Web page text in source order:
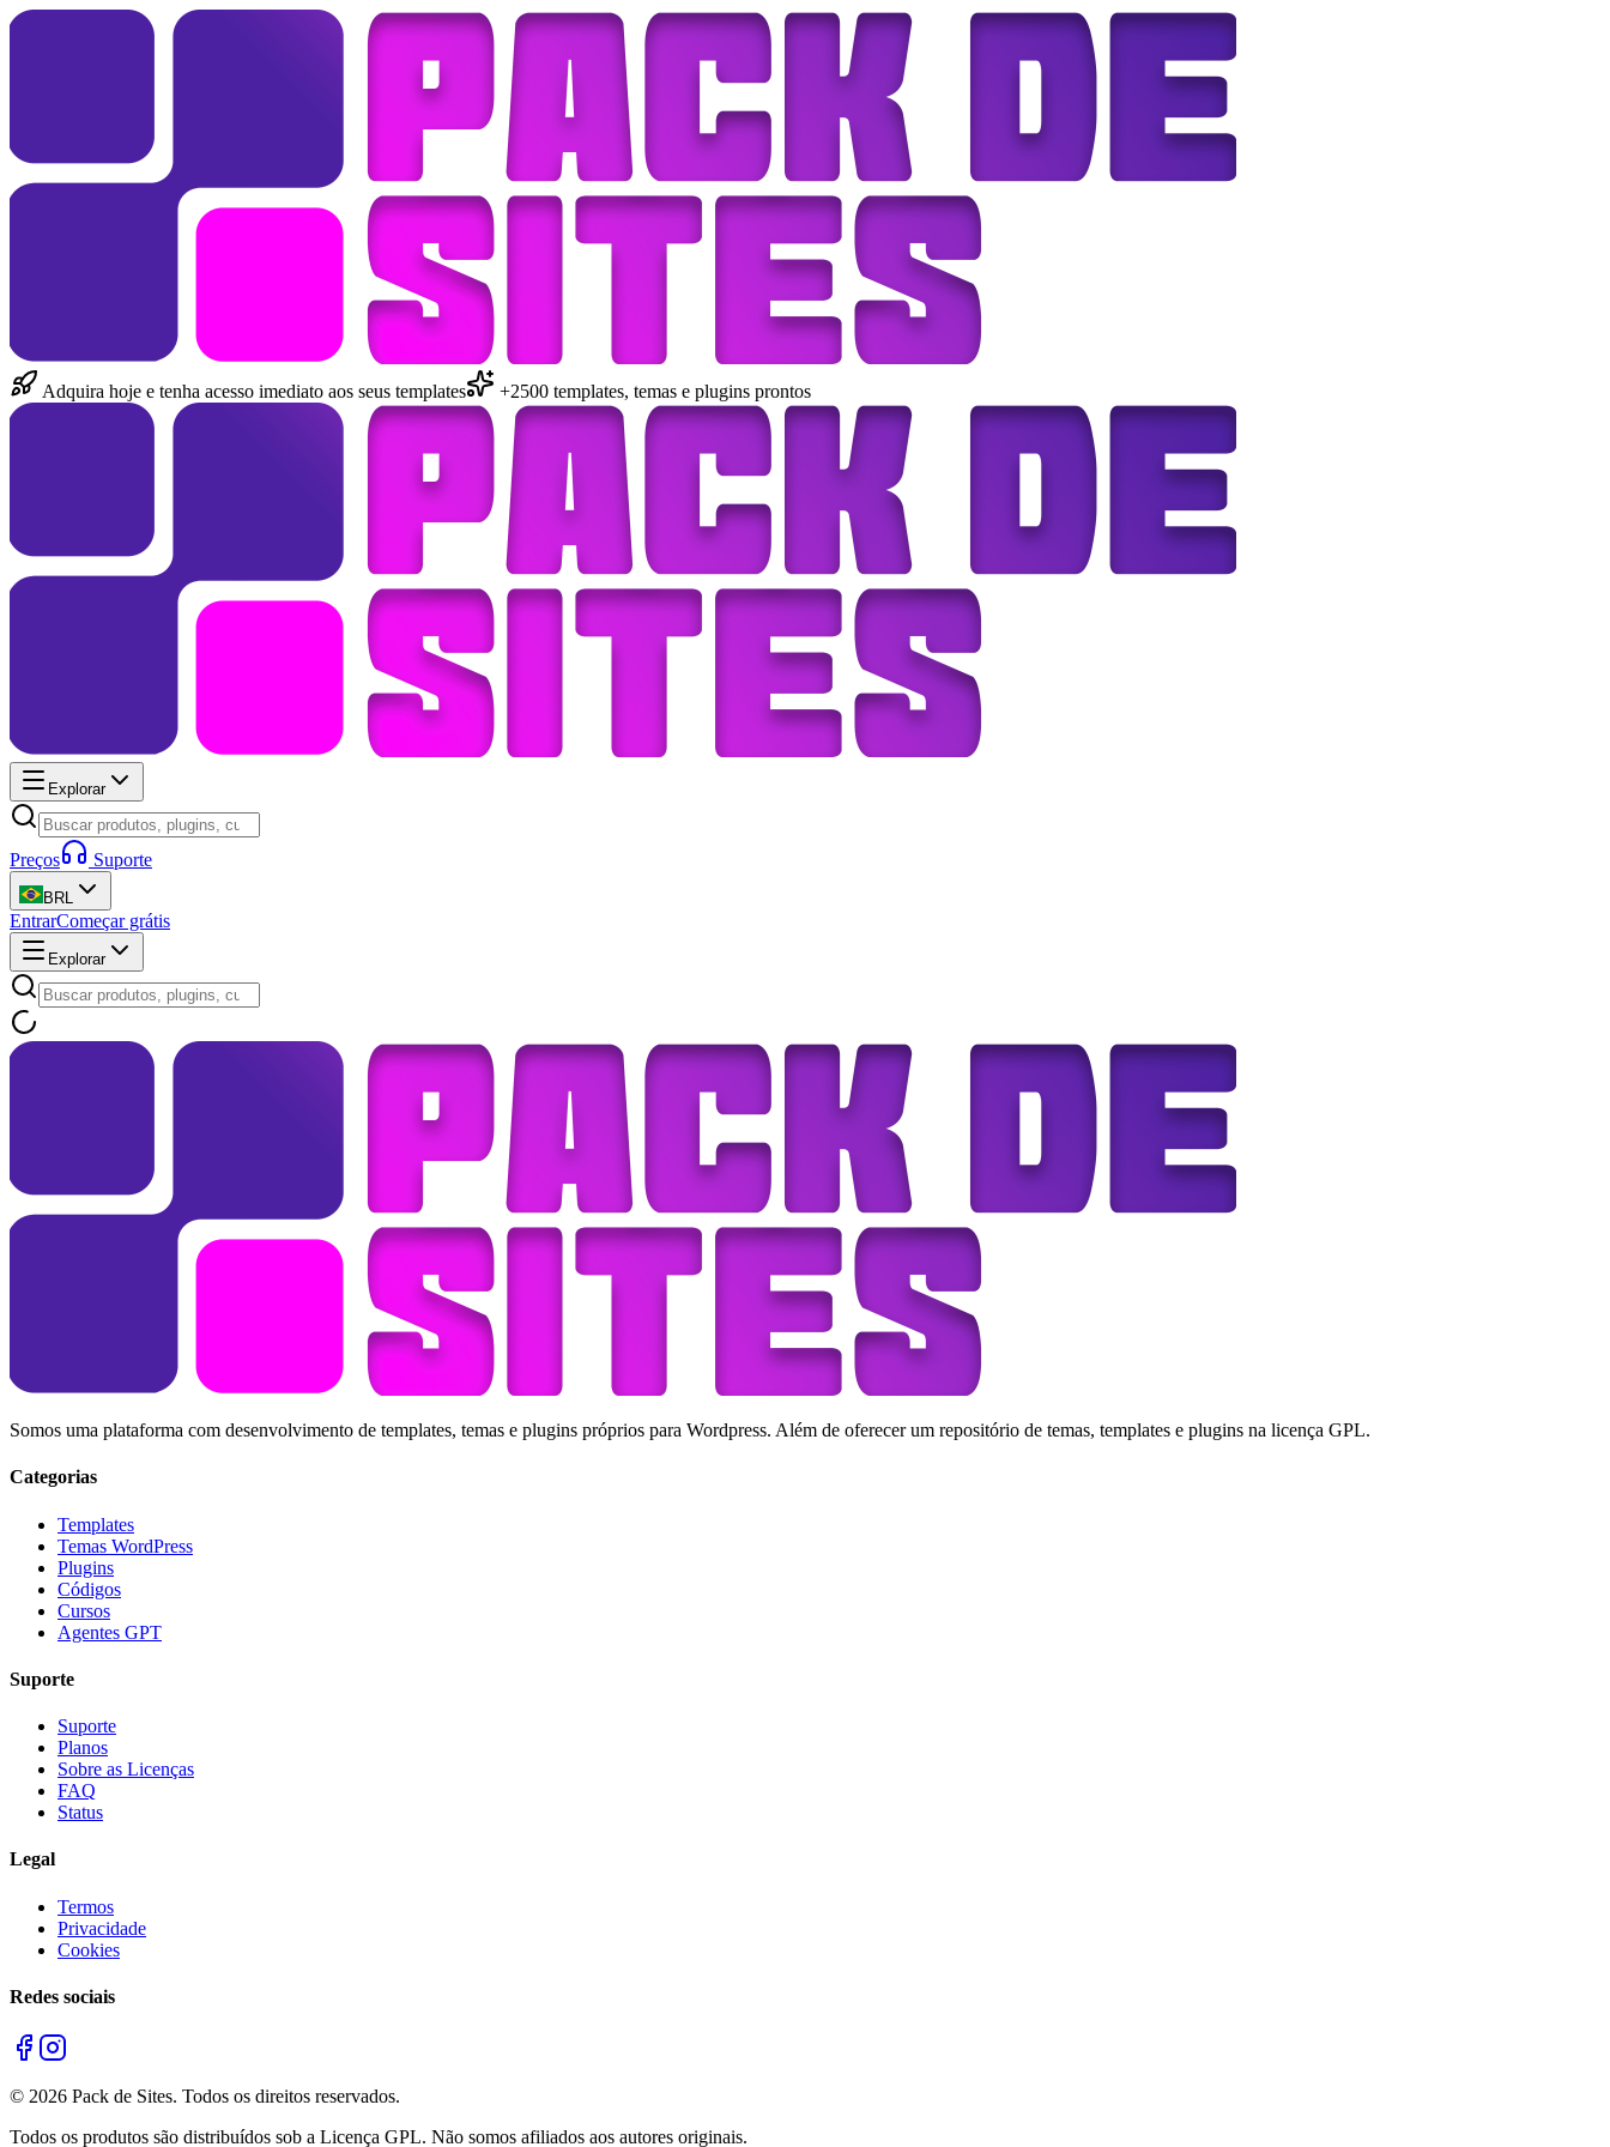
Adquira hoje e tenha acesso imediato aos seus templates +2500 templates, temas e plugins prontos
Explorar
Preços Suporte
BRL
EntrarComeçar grátis
Explorar
Somos uma plataforma com desenvolvimento de templates, temas e plugins próprios para Wordpress. Além de oferecer um repositório de temas, templates e plugins na licença GPL.
Categorias
Templates
Temas WordPress
Plugins
Códigos
Cursos
Agentes GPT
Suporte
Suporte
Planos
Sobre as Licenças
FAQ
Status
Legal
Termos
Privacidade
Cookies
Redes sociais
© 2026 Pack de Sites. Todos os direitos reservados.
Todos os produtos são distribuídos sob a Licença GPL. Não somos afiliados aos autores originais.